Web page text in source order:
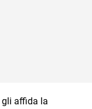
gli affida la